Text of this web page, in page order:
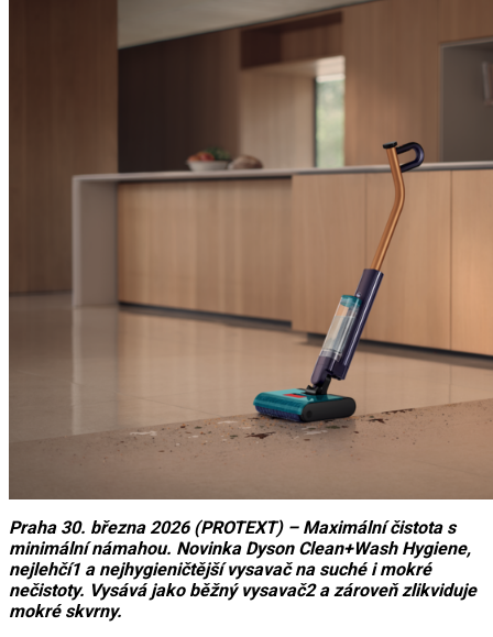
Praha 30. března 2026 (PROTEXT) – Maximální čistota s
minimální námahou. Novinka Dyson Clean+Wash Hygiene,
nejlehčí1 a nejhygieničtější vysavač na suché i mokré
nečistoty. Vysává jako běžný vysavač2 a zároveň zlikviduje
mokré skvrny.